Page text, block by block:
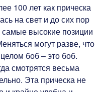
100 лет как прическа
на свет и до сих пор
высокие позиции
могут разве, что
боб – это боб.
смотрятся весьма
Эта прическа не